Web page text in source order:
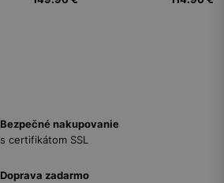
Bezpečné nakupovanie
s certifikátom SSL
Doprava zadarmo